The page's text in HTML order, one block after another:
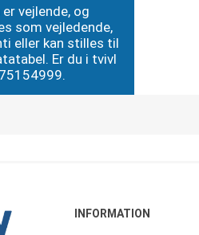
vejlende, og
som vejledende,
eller kan stilles til
Er du i tvivl
INFORMATION